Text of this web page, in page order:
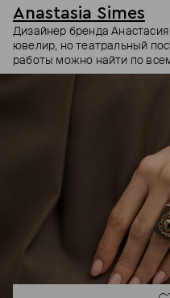
Anastasia Simes
Дизайнер бренда
ювелир, но театральный
работы можно найти по
галереи до выставок в США
разными культурами,
символы – неочевидные:
положение на жестовом
В этих украшениях много
европейской геральдики
животные – каждое
силу. Философия дизайнера
быть не просто